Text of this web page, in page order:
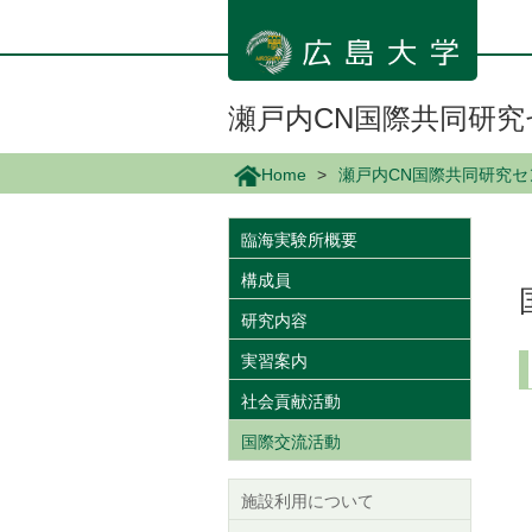
ン
瀬戸内CN国際共同研
Home 瀬戸内CN国際共同研究
臨海実験所概要
構成員
研究内容
実習案内
社会貢献活動
国際交流活動
施設利用について